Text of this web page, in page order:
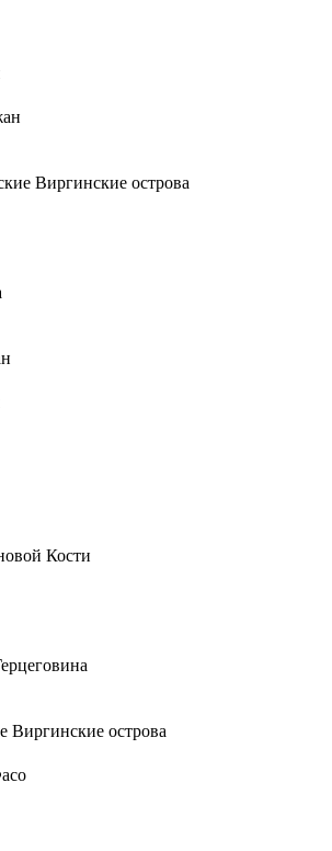
Виргинские острова
Кости
Виргинские острова